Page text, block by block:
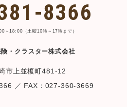
8366
～18:00（土曜10時～17時まで）
・クラスター株式会社
市上並榎町481-12
／ FAX：027-360-3669